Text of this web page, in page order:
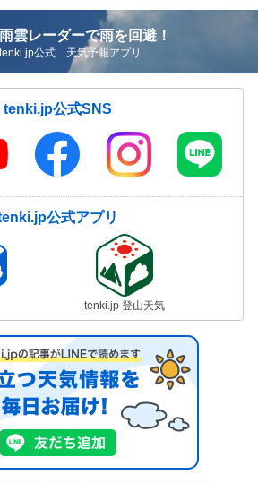
雨雲レーダーで雨を回避！
tenki.jp公式 天気予報アプリ
tenki.jp公式SNS
公式アプリ
tenki.jp 登山天気